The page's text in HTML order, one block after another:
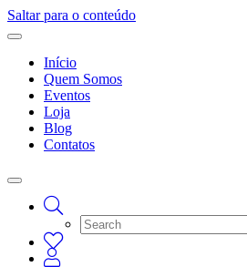
Saltar para o conteúdo
Início
Quem Somos
Eventos
Loja
Blog
Contatos